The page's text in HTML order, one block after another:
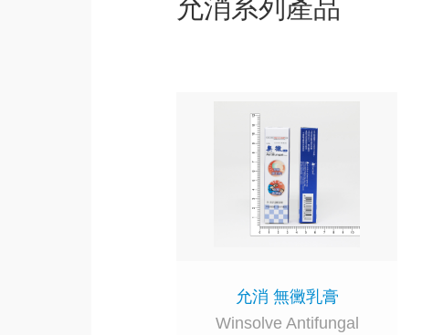
允消系列產品
允消 無黴乳膏
Winsolve Antifungal